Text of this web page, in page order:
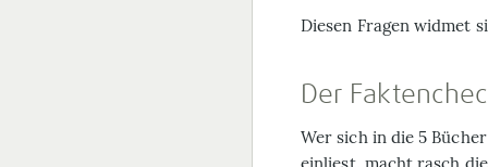
Diesen Fragen widmet
Der
Wer sich in die 5